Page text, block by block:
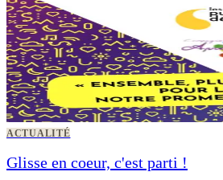
ACTUALITÉ
Glisse en coeur, c'est parti !